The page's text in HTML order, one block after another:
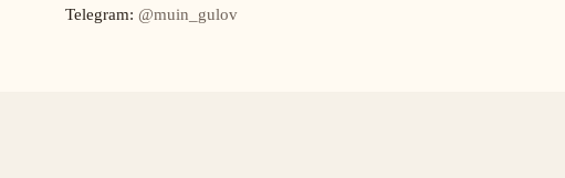
Telegram: @muin_gulov